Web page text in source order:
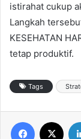
istirahat cukup
Langkah
KESEHATAN
tetap produktif.
Tags